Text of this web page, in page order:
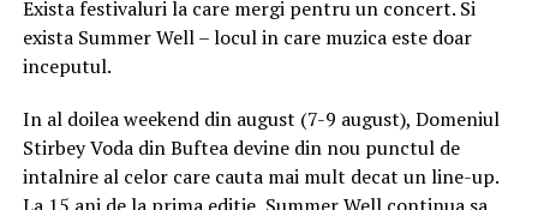
propriul bilet inainte de a ajunge la festival.
Ridica-ti br
Daca esti dintre cei mai bine pregatiti, poti ridica, intre 3
si 6 August, bratara din:
Orange Shop Victoriei (9:00 – 18:00)
Exista festivaluri la care mergi pentru un concert. Si
exista Summer Well – locul in care muzica este doar
inceputul.
In al doilea weekend din august (7-9 august), Domeniul
Stirbey Voda din Buftea devine din nou punctul de
intalnire al celor care cauta mai mult decat un line-up.